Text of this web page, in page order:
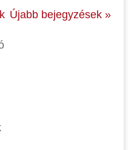
Újabb bejegyzések »